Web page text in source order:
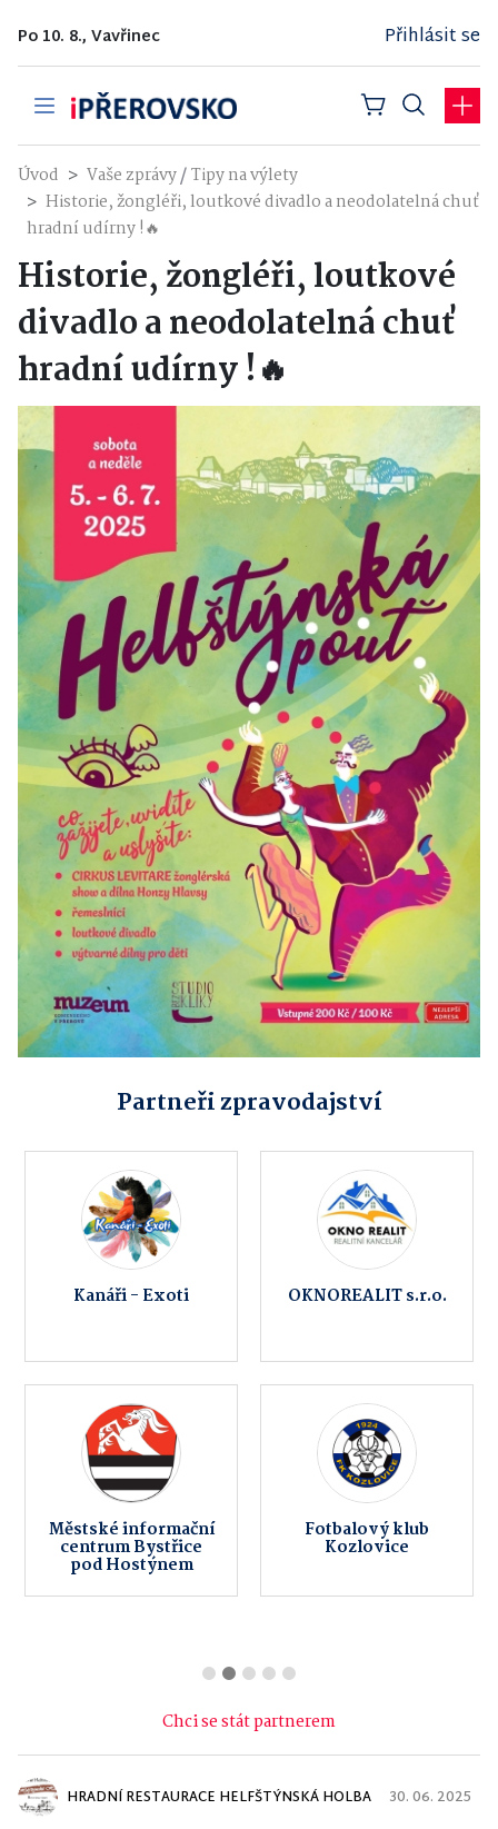
Po 10. 8., Vavřinec Přihlásit se
Úvod Vaše zprávy/Tipy na výlety
Historie, žongléři, loutkové divadlo a neodolatelná chuť
hradní udírny !🔥
Historie, žongléři, loutkové
divadlo a neodolatelná chuť
hradní udírny !🔥
Partneři zpravodajství
Kanáři - Exoti OKNOREALIT s.r.o.
Městské informační
centrum Bystřice
pod Hostýnem
Fotbalový klub
Kozlovice
Chci se stát partnerem
HRADNÍ RESTAURACE HELFŠTÝNSKÁ HOLBA 30. 06. 2025